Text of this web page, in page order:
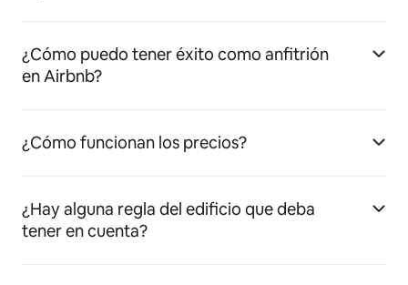
¿Cómo puedo tener éxito como anfitrión
en Airbnb?
¿Cómo funcionan los precios?
¿Hay alguna regla del edificio que deba
tener en cuenta?